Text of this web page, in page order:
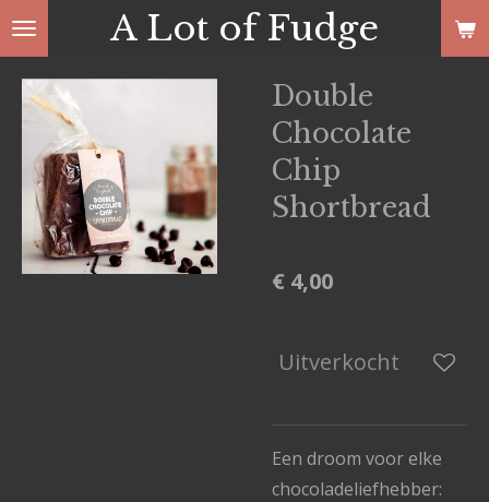
Ga
direct
naar
hoofdinhoud
A Lot of Fudge
Double
Chocolate
Chip
Shortbread
€ 4,00
Uitverkocht
Een droom voor elke
chocoladeliefhebber: